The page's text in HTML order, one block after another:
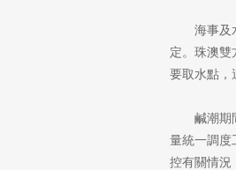
海事及
定。珠澳雙
要取水點，
鹹潮期
量統一調度
控有關情況